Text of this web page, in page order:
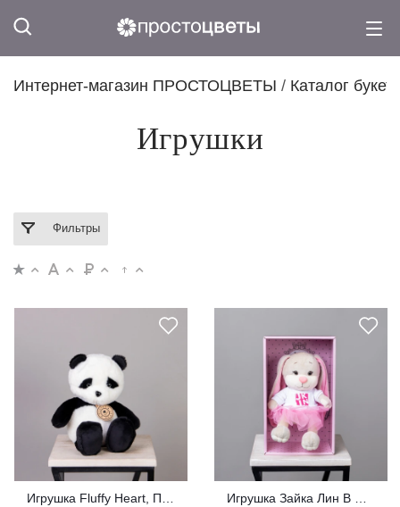
Интернет-магазин ПРОСТОЦВЕТЫ / Каталог
Игрушки
Фильтры